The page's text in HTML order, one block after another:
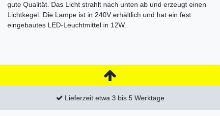
gute Qualität. Das Licht strahlt nach unten ab und erzeugt einen
Lichtkegel. Die Lampe ist in 240V erhältlich und hat ein fest
eingebautes LED-Leuchtmittel in 12W.
Lieferzeit etwa 3 bis 5 Werktage